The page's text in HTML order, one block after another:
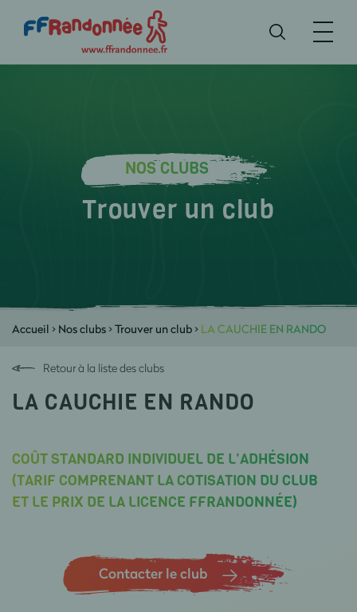
NOS CLUBS
Trouver un club
Accueil > Nos clubs>Trouver un club> LA CAUCHIE EN RANDO
Retour à la liste des clubs
LA CAUCHIE EN RANDO
COÛT STANDARD INDIVIDUEL DE L'ADHÉSION
(TARIF COMPRENANT LA COTISATION DU CLUB
ET LE PRIX DE LA LICENCE FFRANDONNÉE)
Contacter le club